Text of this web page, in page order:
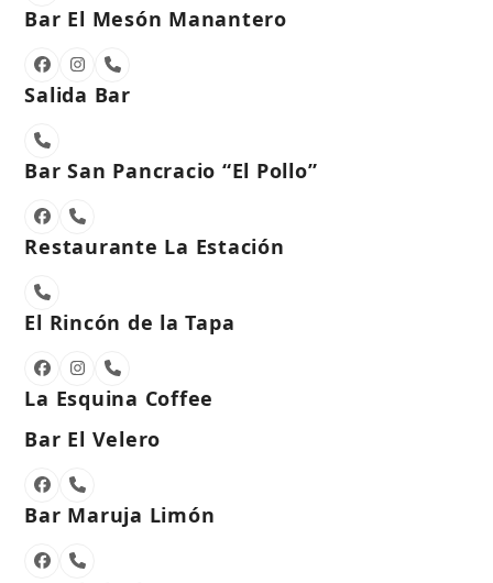
Number
Bar El Mesón Manantero
Facebook
Instagram
Phone
Number
Salida Bar
Phone
Number
Bar San Pancracio “El Pollo”
Facebook
Phone
Number
Restaurante La Estación
Phone
Number
El Rincón de la Tapa
Facebook
Instagram
Phone
Number
La Esquina Coffee
Bar El Velero
Facebook
Phone
Number
Bar Maruja Limón
Facebook
Phone